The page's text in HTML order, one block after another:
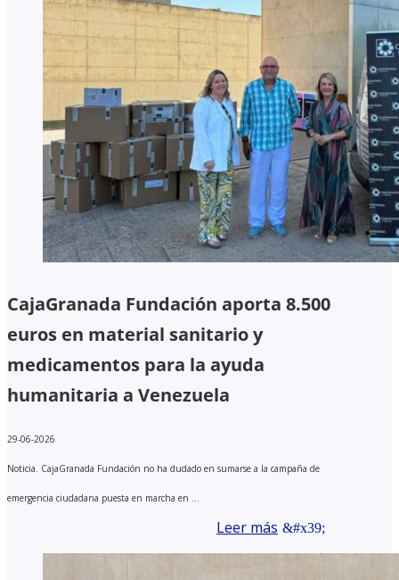
CajaGranada Fundación aporta 8.500
euros en material sanitario y
medicamentos para la ayuda
humanitaria a Venezuela
29-06-2026
Noticia. CajaGranada Fundación no ha dudado en sumarse a la campaña de
emergencia ciudadana puesta en marcha en ...
Leer más